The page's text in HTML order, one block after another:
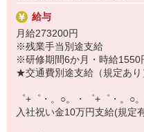
▼工場・製造・軽作業系
機械/食品製造・梱包・仕分
▼美容系
眉毛サロンのアイブロウ・
▼営業・販売
法人営業・アパレル販売・
▼人気案件も多数♪
短期・期間限定・オープニ
上場/優良/大手企業など
■携帯やインターネット販売業務
docomo(ドコモ)/au(エーユー)
の大手キャリアから
ワイモバイル(Y!mobille)、楽
広く紹介可能♪
人気のApple（アップル）店舗
給与
月給273200円
※残業手当別途支給
※研修期間6か月・時給1550
★交通費別途支給（規定あり
゜+゜・。○。・゜+゜・。○
入社祝い金10万円支給(規定